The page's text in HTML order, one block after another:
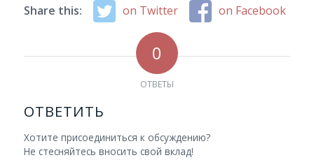
Share this: on Twitter on Facebook
0
ОТВЕТЫ
ОТВЕТИТЬ
Хотите присоединиться к обсуждению?
Не стесняйтесь вносить свой вклад!